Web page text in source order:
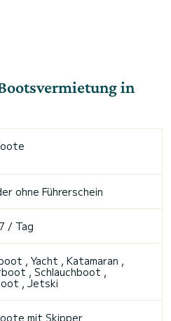
in
ohne Führerschein
/ Tag
, Yacht , Katamaran ,
, Schlauchboot ,
, Jetski
mit Skipper